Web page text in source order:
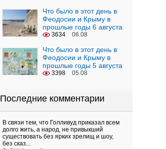
Что было в этот день в
Феодосии и Крыму в
прошлые годы 6 августа
3634 06.08
Что было в этот день в
Феодосии и Крыму в
прошлые годы 5 августа
3398 05.08
Последние комментарии
В связи тем, что Голливуд приказал всем
долго жить, а народ, не привыкший
существовать без ярких зрелищ и шоу,
без сказ...